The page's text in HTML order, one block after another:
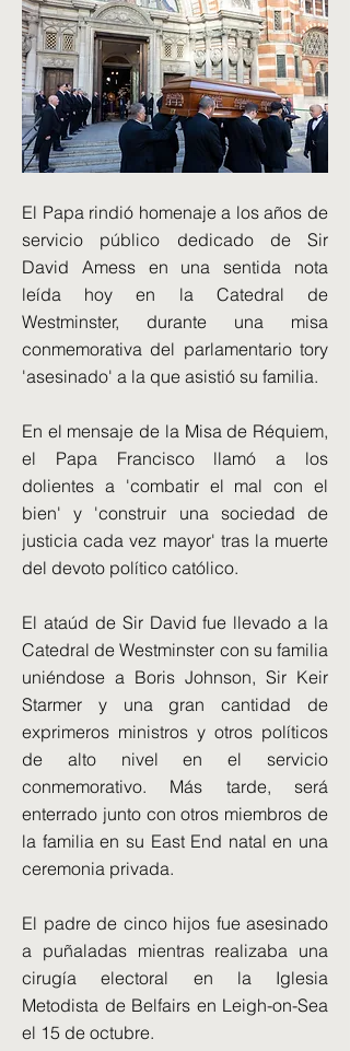
El Papa rindió homenaje a los años de
servicio público dedicado de Sir
David Amess en una sentida nota
leída hoy en la Catedral de
Westminster, durante una misa
conmemorativa del parlamentario tory
'asesinado' a la que asistió su familia.
En el mensaje de la Misa de Réquiem,
el Papa Francisco llamó a los
dolientes a 'combatir el mal con el
bien' y 'construir una sociedad de
justicia cada vez mayor' tras la muerte
del devoto político católico.
El ataúd de Sir David fue llevado a la
Catedral de Westminster con su familia
uniéndose a Boris Johnson, Sir Keir
Starmer y una gran cantidad de
exprimeros ministros y otros políticos
de alto nivel en el servicio
conmemorativo. Más tarde, será
enterrado junto con otros miembros de
la familia en su East End natal en una
ceremonia privada.
El padre de cinco hijos fue asesinado
a puñaladas mientras realizaba una
cirugía electoral en la Iglesia
Metodista de Belfairs en Leigh-on-Sea
el 15 de octubre.